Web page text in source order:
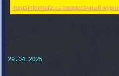
megainformatic.ru ежемесячный
29.04.2025